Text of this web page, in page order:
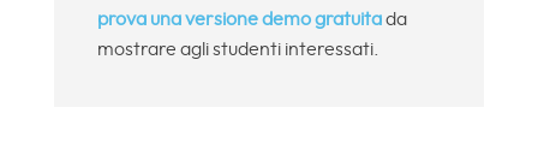
prova una versione demo gratuitada
mostrare agli studenti interessati.